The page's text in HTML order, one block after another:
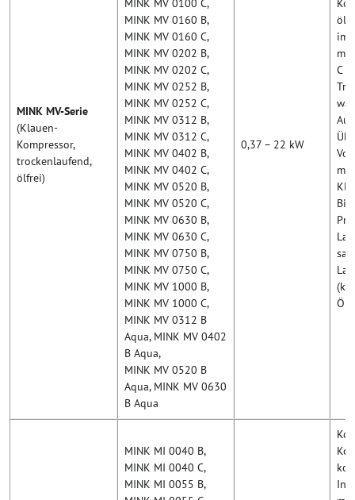
MINK MV-Serie
(Klauen-
Kompressor,
trockenlaufend,
ölfrei)
MINK MV 0100 C,
MINK MV 0160 B,
MINK MV 0160 C,
MINK MV 0202 B,
MINK MV 0202 C,
MINK MV 0252 B,
MINK MV 0252 C,
MINK MV 0312 B,
MINK MV 0312 C,
MINK MV 0402 B,
MINK MV 0402 C,
MINK MV 0520 B,
MINK MV 0520 C,
MINK MV 0630 B,
MINK MV 0630 C,
MINK MV 0750 B,
MINK MV 0750 C,
MINK MV 1000 B,
MINK MV 1000 C,
MINK MV 0312 B
Aqua, MINK MV 0402
B Aqua,
MINK MV 0520 B
Aqua, MINK MV 0630
B Aqua
0,37 – 22 kW
im
mit
C
MINK MI 0040 B,
MINK MI 0040 C,
MINK MI 0055 B,